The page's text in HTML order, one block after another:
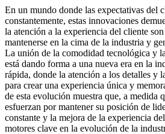
En un mundo donde las expectativas del
constantemente, estas innovaciones
la atención a la experiencia del cliente son
mantenerse en la cima de la industria y
La unión de la comodidad tecnológica y
está dando forma a una nueva era en la
rápida, donde la atención a los detalles y
para crear una experiencia única y
de esta evolución muestra que, a medida
esfuerzan por mantener su posición de
constante y la mejora de la experiencia
motores clave en la evolución de la